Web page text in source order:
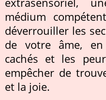
médium
déverrouiller les
de votre âme,
cachés et les
empêcher de
et la joie.